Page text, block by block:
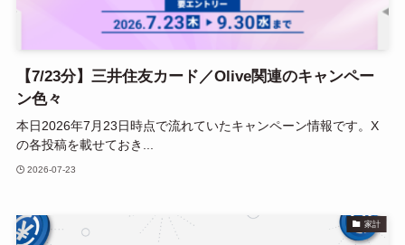
【7/23分】三井住友カード／Olive関連のキャンペー
ン色々
本日2026年7月23日時点で流れていたキャンペーン情報です。X
の各投稿を載せておき...
2026-07-23
家計